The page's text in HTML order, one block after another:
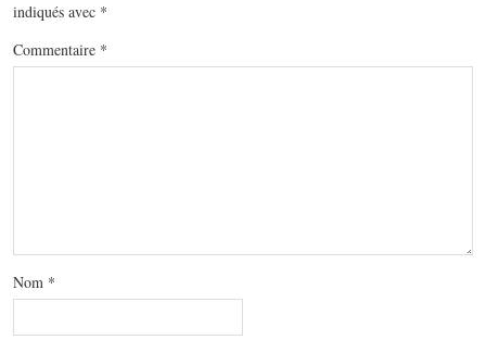
indiqués avec *
Commentaire *
Nom *